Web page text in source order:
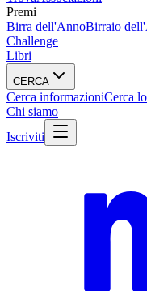
Premi
Birra dell'AnnoBirraio
Challenge
Libri
CERCA
Cerca informazioniCerca
Chi siamo
Iscriviti